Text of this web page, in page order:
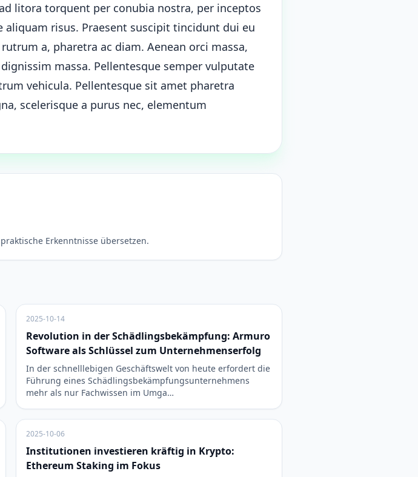
litora torquent per conubia nostra, per inceptos
aliquam risus. Praesent suscipit tincidunt dui eu
a, pharetra ac diam. Aenean orci massa,
massa. Pellentesque semper vulputate
vehicula. Pellentesque sit amet pharetra
scelerisque a purus nec, elementum
Erkenntnisse übersetzen.
2025-10-14
Revolution in der Schädlingsbekämpfung: Armuro
Software als Schlüssel zum Unternehmenserfolg
In der schnelllebigen Geschäftswelt von heute erfordert die
Führung eines Schädlingsbekämpfungsunternehmens
mehr als nur Fachwissen im Umga…
2025-10-06
Institutionen investieren kräftig in Krypto:
Ethereum Staking im Fokus